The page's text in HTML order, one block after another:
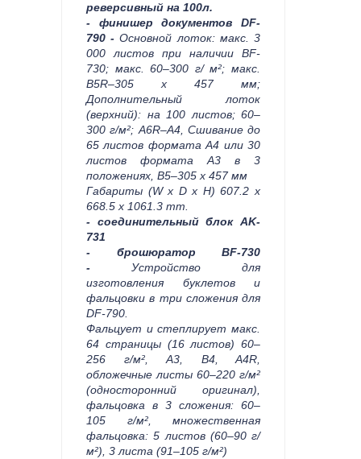
реверсивный на 100л.
- финишер документов DF-
790 -Основной лоток: макс. 3
000 листов при наличии BF-
730; макс. 60–300 г/ м²; макс.
B5R–305 x 457 мм;
Дополнительный лоток
(верхний): на 100 листов; 60–
300 г/м²; A6R–A4, Сшивание до
65 листов формата A4 или 30
листов формата A3 в 3
положениях, B5–305 x 457 мм
Габариты (W x D x H) 607.2 x
668.5 x 1061.3 mm.
- соединительный блокAK-
731
- брошюратор BF-730
- Устройство для
изготовления буклетов и
фальцовки в три сложения для
DF-790.
Фальцует и степлирует макс.
64 страницы (16 листов) 60–
256 г/м², A3, B4, A4R,
обложечные листы 60–220 г/м²
(односторонний оригинал),
фальцовка в 3 сложения: 60–
105 г/м², множественная
фальцовка: 5 листов (60–90 г/
м²), 3 листа (91–105 г/м²)